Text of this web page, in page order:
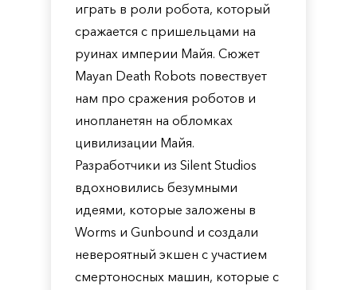
играть в роли робота, который
сражается с пришельцами на
руинах империи Майя. Сюжет
Mayan Death Robots повествует
нам про сражения роботов и
инопланетян на обломках
цивилизации Майя.
Разработчики из Silent Studios
вдохновились безумными
идеями, которые заложены в
Worms и Gunbound и создали
невероятный экшен с участием
смертоносных машин, которые с